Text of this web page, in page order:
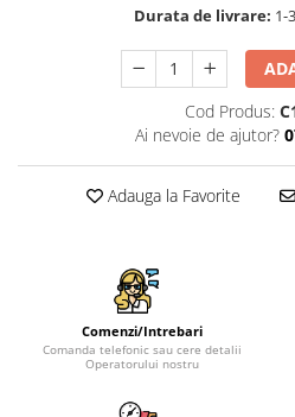
Durata de livrare: 1-
Cod Produs:
Ai nevoie de ajutor?
Adauga la Favorite
Comenzi/Intrebari
Comanda telefonic sau cere detalii
Operatorului nostru